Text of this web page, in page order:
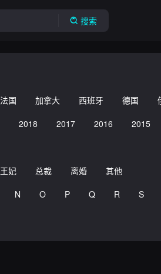
搜索
法国 加拿大 西班牙 德国
2018 2017 2016 2015
王妃 总裁 离婚
其他
N O P Q R S